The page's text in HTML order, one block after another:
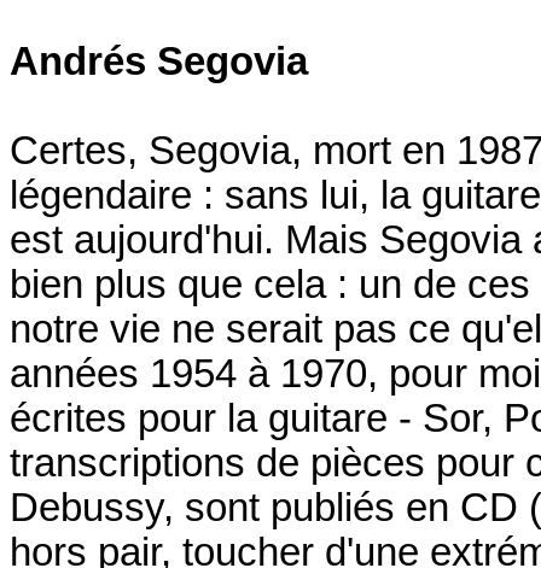
Andrés Segovia
Certes, Segovia, mort en
légendaire : sans lui, la
est aujourd'hui. Mais
bien plus que cela : un de
notre vie ne serait pas ce
années 1954 à 1970, pour
écrites pour la guitare - Sor,
transcriptions de pièces pour
Debussy, sont publiés en CD (
hors pair, toucher d'une